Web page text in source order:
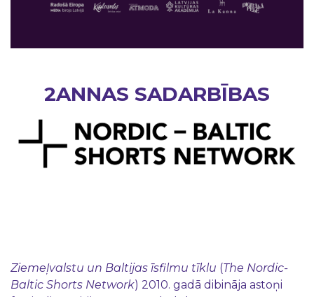
2ANNAS SADARBĪBAS
Ziemeļvalstu un Baltijas īsfilmu tīklu (The Nordic-
Baltic Shorts Network) 2010. gadā dibināja astoņi